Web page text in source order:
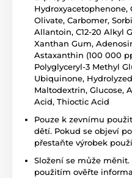
Hydroxyacetophenone,
Olivate, Carbomer,
Allantoin, C12-20 Alkyl
Xanthan Gum,
Astaxanthin (100 000
Polyglyceryl-3 Methyl
Ubiquinone,
Maltodextrin, Glucose,
Acid, Thioctic Acid
Pouze k zevnímu
dětí. Pokud se objeví
přestaňte výrobek
Složení se může
použitím ověřte